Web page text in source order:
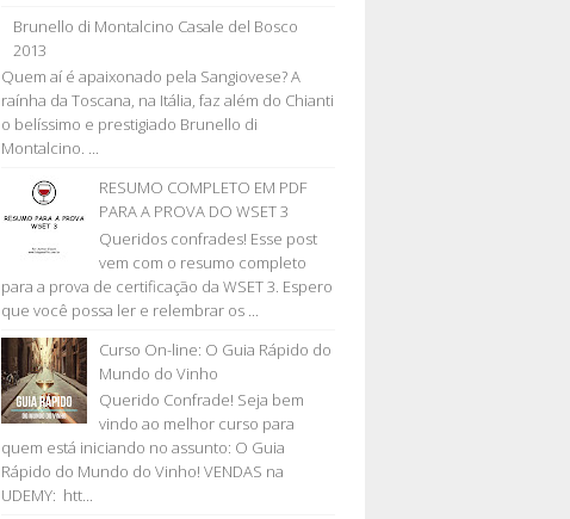
Brunello di Montalcino Casale del Bosco
2013
Quem aí é apaixonado pela Sangiovese? A
raínha da Toscana, na Itália, faz além do Chianti
o belíssimo e prestigiado Brunello di
Montalcino. ...
RESUMO COMPLETO EM PDF
PARA A PROVA DO WSET 3
Queridos confrades! Esse post
vem com o resumo completo
para a prova de certificação da WSET 3. Espero
que você possa ler e relembrar os ...
Curso On-line: O Guia Rápido do
Mundo do Vinho
Querido Confrade! Seja bem
vindo ao melhor curso para
quem está iniciando no assunto: O Guia
Rápido do Mundo do Vinho! VENDAS na
UDEMY: htt...